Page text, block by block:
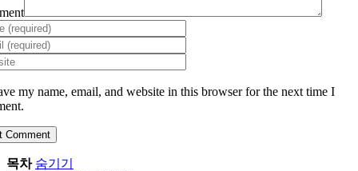
my name, email, and website in this browser for the next time I
목차 숨기기